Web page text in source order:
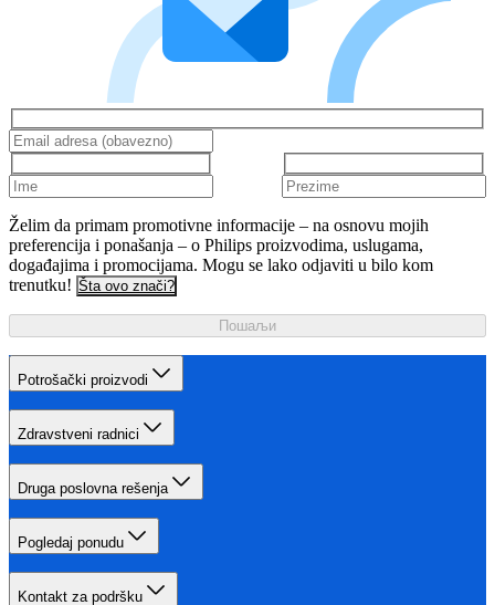
Želim da primam promotivne informacije – na osnovu mojih
preferencija i ponašanja – o Philips proizvodima, uslugama,
događajima i promocijama. Mogu se lako odjaviti u bilo kom
trenutku! Šta ovo znači?
Пошаљи
Potrošački proizvodi
Zdravstveni radnici
Druga poslovna rešenja
Pogledaj ponudu
Kontakt za podršku